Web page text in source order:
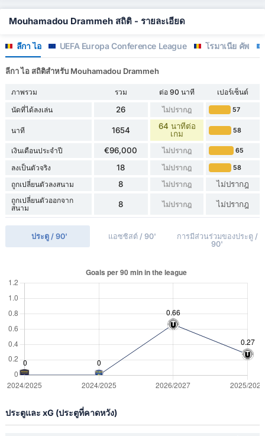
Mouhamadou Drammeh สถิติ - รายละเอียด
ลีกา ไอ UEFA Europa Conference League โรมาเนีย คัพ
ลีกา ไอ สถิติสำหรับ Mouhamadou Drammeh
ภาพรวม รวม ต่อ 90 นาที
เปอร์เซ็นต์
นัดที่ได้ลงเล่น
26 ไม่ปรากฎ 57
นาที 1654
64 นาทีต่อ
เกม
58
เงินเดือนประจำปี €96,000 ไม่ปรากฎ 65
ลงเป็นตัวจริง 18 ไม่ปรากฎ 58
ถูกเปลี่ยนตัวลงสนาม 8 ไม่ปรากฎ ไม่ปรากฎ
ถูกเปลี่ยนตัวออกจาก
สนาม
8 ไม่ปรากฎ ไม่ปรากฎ
ประตู / 90' แอซซิสต์ / 90'
การมีส่วนร่วมของประตู /
90'
ประตูและ xG (ประตูที่คาดหวัง)